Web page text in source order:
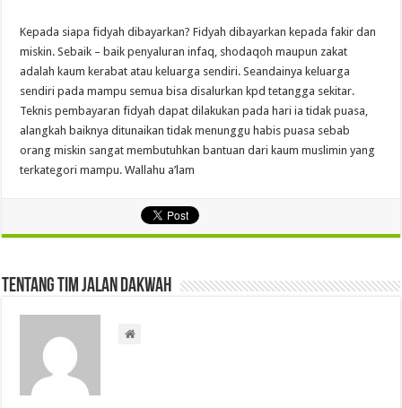
Kepada siapa fidyah dibayarkan? Fidyah dibayarkan kepada fakir dan
miskin. Sebaik – baik penyaluran infaq, shodaqoh maupun zakat
adalah kaum kerabat atau keluarga sendiri. Seandainya keluarga
sendiri pada mampu semua bisa disalurkan kpd tetangga sekitar.
Teknis pembayaran fidyah dapat dilakukan pada hari ia tidak puasa,
alangkah baiknya ditunaikan tidak menunggu habis puasa sebab
orang miskin sangat membutuhkan bantuan dari kaum muslimin yang
terkategori mampu. Wallahu a’lam
Tentang Tim Jalan Dakwah